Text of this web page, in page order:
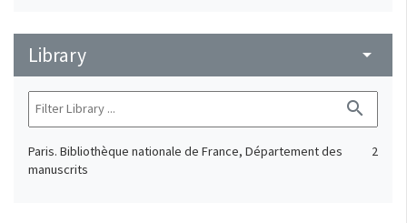
Library arrow_drop_down
search
Paris. Bibliothèque nationale de France, Département des
manuscrits
2